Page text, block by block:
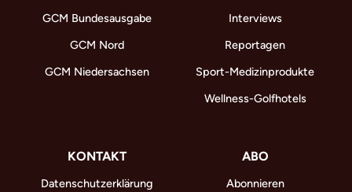
GCM Bundesausgabe
GCM Nord
GCM Niedersachsen
Interviews
Reportagen
Sport-Medizinprodukte
Wellness-Golfhotels
KONTAKT
Datenschutzerklärung
ABO
Abonnieren